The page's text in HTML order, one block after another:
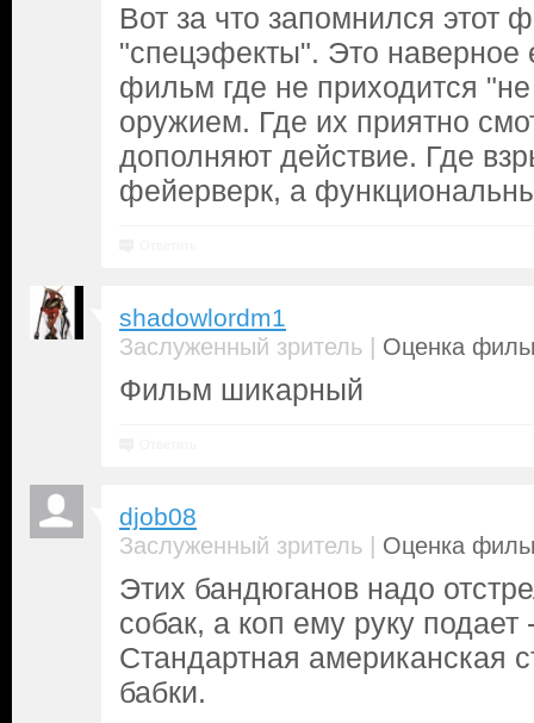
Вот за что запомнился этот
"спецэфекты". Это наверное
фильм где не приходится
оружием. Где их приятно
дополняют действие. Где
фейерверк, а
shadowlordm1
Заслуженный зритель | Оценка
Фильм шикарный
djob08
Заслуженный зритель | Оценка
Этих бандюганов надо
собак, а коп ему руку подает
Стандартная американская
бабки.